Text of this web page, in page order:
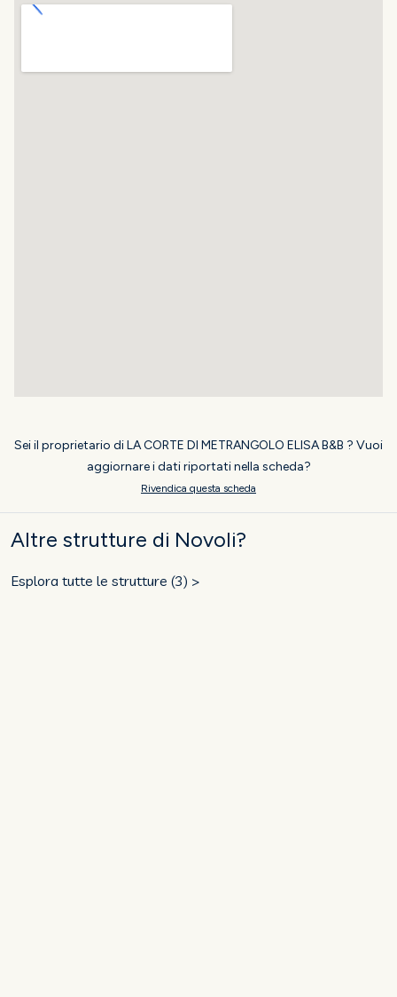
Sei il proprietario di LA CORTE DI METRANGOLO ELISA B&B ? Vuoi
aggiornare i dati riportati nella scheda?
Rivendica questa scheda
Altre strutture di Novoli?
Esplora tutte le strutture (3) >